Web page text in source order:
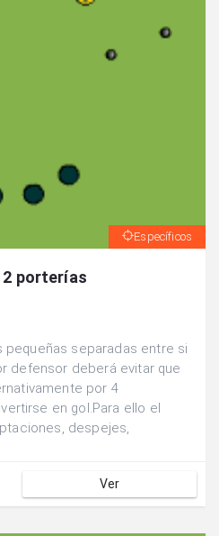
Específicos
2 porterías
separadas entre si
defensor deberá evitar que
por 4
en gol.Para ello el
despejes,
Ver